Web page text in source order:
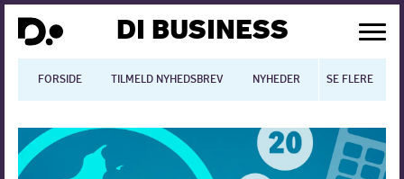
DI BUSINESS
FORSIDE TILMELD NYHEDSBREV NYHEDER BLOGS
SE FLERE
Dansk økonomi